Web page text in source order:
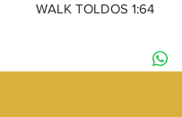
WALK TOLDOS 1:64